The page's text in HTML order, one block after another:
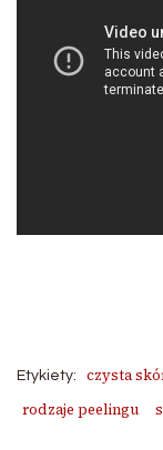
Etykiety: czysta
rodzaje peelingu